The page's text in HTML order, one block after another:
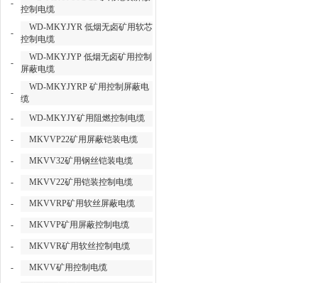
-
控制电缆
-
WD-MKYJYR 低烟无卤矿用软芯
控制电缆
-
WD-MKYJYP 低烟无卤矿用控制
屏蔽电缆
-
WD-MKYJYRP 矿用控制屏蔽电
缆
-
WD-MKYJY矿用阻燃控制电缆
- MKVVP22矿用屏蔽铠装电缆
- MKVV32矿用钢丝铠装电缆
- MKVV22矿用铠装控制电缆
- MKVVRP矿用软丝屏蔽电缆
- MKVVP矿用屏蔽控制电缆
- MKVVR矿用软丝控制电缆
- MKVV矿用控制电缆